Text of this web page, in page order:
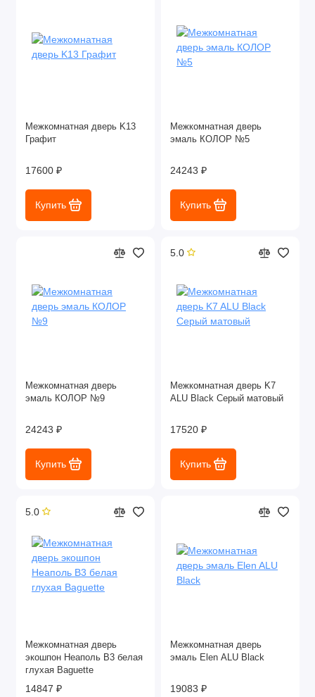
Межкомнатная дверь K13
Графит
17600 ₽
Купить
Межкомнатная дверь
эмаль КОЛОР №5
24243 ₽
Купить
Межкомнатная дверь
эмаль КОЛОР №9
24243 ₽
Купить
5.0
Межкомнатная дверь K7
ALU Black Серый матовый
17520 ₽
Купить
5.0
Межкомнатная дверь
экошпон Неаполь В3 белая
глухая Baguette
14847 ₽
Межкомнатная дверь
эмаль Elen ALU Black
19083 ₽